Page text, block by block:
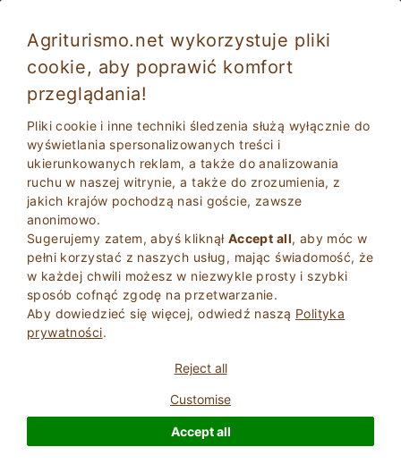
Agriturismo.net wykorzystuje pliki
cookie, aby poprawić komfort
przeglądania!
Pliki cookie i inne techniki śledzenia służą wyłącznie do
wyświetlania spersonalizowanych treści i
ukierunkowanych reklam, a także do analizowania
ruchu w naszej witrynie, a także do zrozumienia, z
jakich krajów pochodzą nasi goście, zawsze
anonimowo.
Sugerujemy zatem, abyś kliknął Accept all, aby móc w
pełni korzystać z naszych usług, mając świadomość, że
w każdej chwili możesz w niezwykle prosty i szybki
sposób cofnąć zgodę na przetwarzanie.
Aby dowiedzieć się więcej, odwiedź naszą Polityka
prywatności.
Reject all
Customise
Accept all
Wakacje w Umbrii w Gospodarstwie z
basenem
2Dorosli
0Dzieci SZUKAJ
Info and Description